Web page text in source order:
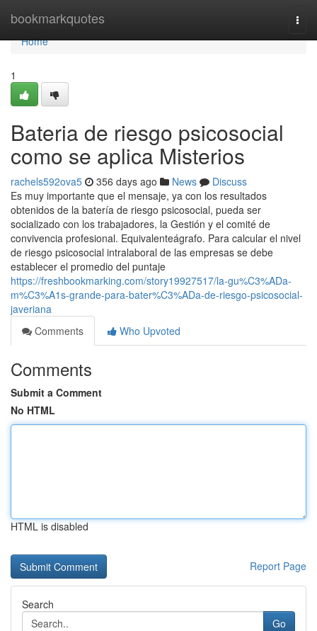
bookmarkquotes
Home
Home
1
Bateria de riesgo psicosocial
como se aplica Misterios
rachels592ova5 356 days ago News
Discuss
Es muy importante que el mensaje, ya con los resultados
obtenidos de la batería de riesgo psicosocial, pueda ser
socializado con los trabajadores, la Gestión y el comité de
convivencia profesional. Equivalenteágrafo. Para calcular el nivel
de riesgo psicosocial intralaboral de las empresas se debe
establecer el promedio del puntaje
https://freshbookmarking.com/story19927517/la-gu%C3%ADa-
m%C3%A1s-grande-para-bater%C3%ADa-de-riesgo-psicosocial-
javeriana
Comments
Who Upvoted
Comments
Submit a Comment
No HTML
HTML is disabled
Report Page
Search
Go